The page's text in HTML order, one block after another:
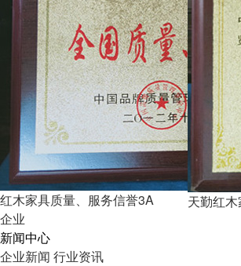
红木家具质量、服务信誉3A
企业
天勤红
新闻中心
企业新闻 行业资讯